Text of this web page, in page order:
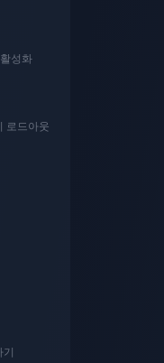
지금 구매하기
성화
로드아웃